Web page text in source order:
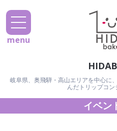
岐阜県、奥飛騨・高山エリアを中心に
んだトリップコ
menu
イベン